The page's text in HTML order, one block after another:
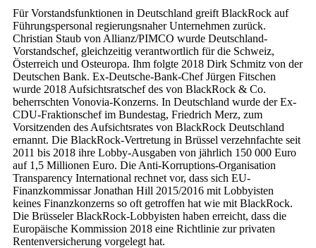
Für Vorstandsfunktionen in Deutschland greift BlackRock auf
Führungspersonal regierungsnaher Unternehmen zurück.
Christian Staub von Allianz/PIMCO wurde Deutschland-
Vorstandschef, gleichzeitig verantwortlich für die Schweiz,
Österreich und Osteuropa. Ihm folgte 2018 Dirk Schmitz von der
Deutschen Bank. Ex-Deutsche-Bank-Chef Jürgen Fitschen
wurde 2018 Aufsichtsratschef des von BlackRock & Co.
beherrschten Vonovia-Konzerns. In Deutschland wurde der Ex-
CDU-Fraktionschef im Bundestag, Friedrich Merz, zum
Vorsitzenden des Aufsichtsrates von BlackRock Deutschland
ernannt. Die BlackRock-Vertretung in Brüssel verzehnfachte seit
2011 bis 2018 ihre Lobby-Ausgaben von jährlich 150 000 Euro
auf 1,5 Millionen Euro. Die Anti-Korruptions-Organisation
Transparency International rechnet vor, dass sich EU-
Finanzkommissar Jonathan Hill 2015/2016 mit Lobbyisten
keines Finanzkonzerns so oft getroffen hat wie mit BlackRock.
Die Brüsseler BlackRock-Lobbyisten haben erreicht, dass die
Europäische Kommission 2018 eine Richtlinie zur privaten
Rentenversicherung vorgelegt hat.